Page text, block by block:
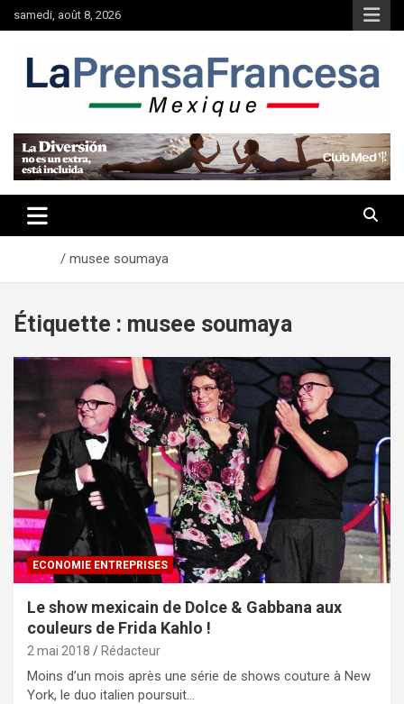
au
samedi, août 8, 2026
musee soumaya
Étiquette : musee soumaya
ECONOMIE ENTREPRISES
Le show mexicain de Dolce & Gabbana aux
couleurs de Frida Kahlo !
2 mai 2018 Rédacteur
Moins d’un mois après une série de shows couture à New
York, le duo italien poursuit…